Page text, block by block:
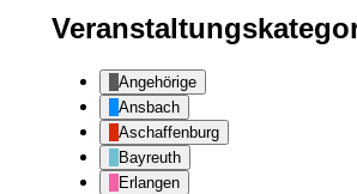
Angehörige
Ansbach
Aschaffenburg
Bayreuth
Erlangen